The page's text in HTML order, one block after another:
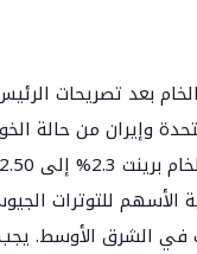
بعد تصريحات
للتوترات
في الشرق الأوسط.